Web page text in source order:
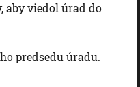
aby viedol úrad do
predsedu úradu.